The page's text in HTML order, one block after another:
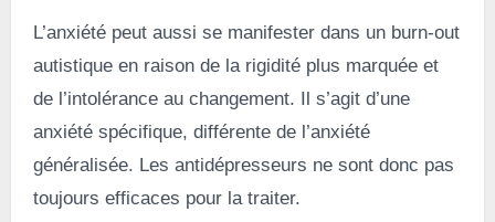
L’anxiété peut aussi se manifester dans un burn-out
autistique en raison de la rigidité plus marquée et
de l’intolérance au changement. Il s’agit d’une
anxiété spécifique, différente de l’anxiété
généralisée. Les antidépresseurs ne sont donc pas
toujours efficaces pour la traiter.